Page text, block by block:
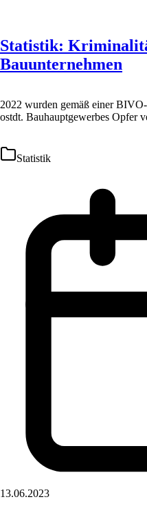
Statistik:
Bauunternehmen
2022 wurden gemäß einer
ostdt. Bauhauptgewerbes Opfer
Statistik
13.06.2023